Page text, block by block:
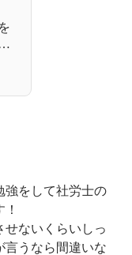
強をして社労士の
せないくらいしっ
言うなら間違いな